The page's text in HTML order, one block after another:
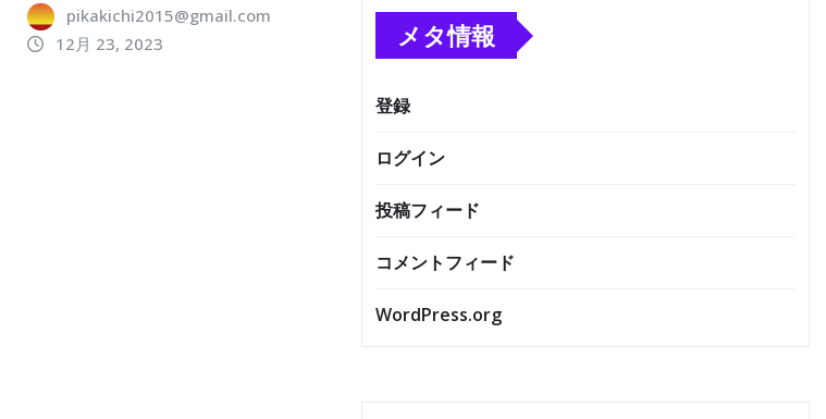
pikakichi2015@gmail.com
12月 23, 2023
メタ情報
登録
ログイン
投稿フィード
コメントフィード
WordPress.org